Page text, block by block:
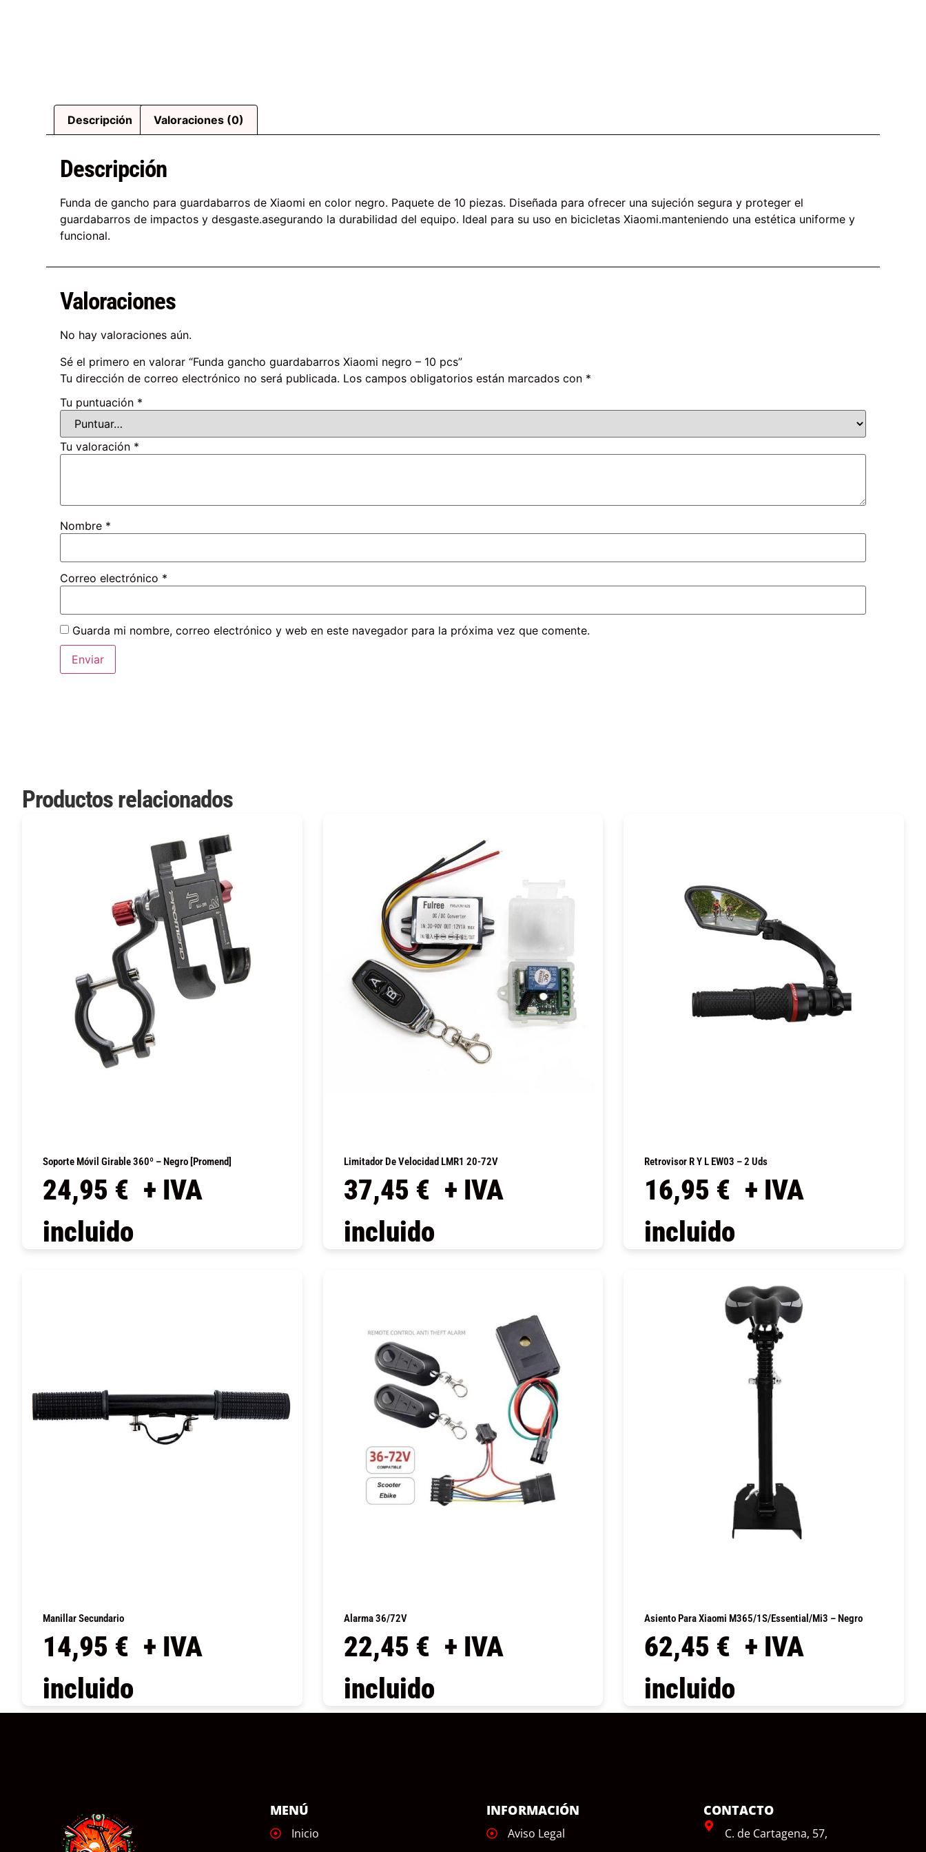
Descripción Valoraciones (0)
Descripción
Funda de gancho para guardabarros de Xiaomi en color negro. Paquete de 10 piezas. Diseñada para ofrecer una sujeción segura y proteger el
guardabarros de impactos y desgaste.asegurando la durabilidad del equipo. Ideal para su uso en bicicletas Xiaomi.manteniendo una estética uniforme y
funcional.
Valoraciones
No hay valoraciones aún.
Sé el primero en valorar “Funda gancho guardabarros Xiaomi negro – 10 pcs”
Tu dirección de correo electrónico no será publicada. Los campos obligatorios están marcados con *
Tu puntuación *
Tu valoración *
Nombre *
Correo electrónico *
Guarda mi nombre, correo electrónico y web en este navegador para la próxima vez que comente.
Productos relacionados
Soporte Móvil Girable 360º – Negro [Promend]
24,95 € + IVA
incluido
Limitador De Velocidad LMR1 20-72V
37,45 € + IVA
incluido
Retrovisor R Y L EW03 – 2 Uds
16,95 € + IVA
incluido
Manillar Secundario
14,95 € + IVA
incluido
Alarma 36/72V
22,45 € + IVA
incluido
Asiento Para Xiaomi M365/1S/Essential/Mi3 – Negro
62,45 € + IVA
incluido
MENÚ
Inicio
INFORMACIÓN
Aviso Legal
CONTACTO
C. de Cartagena, 57,